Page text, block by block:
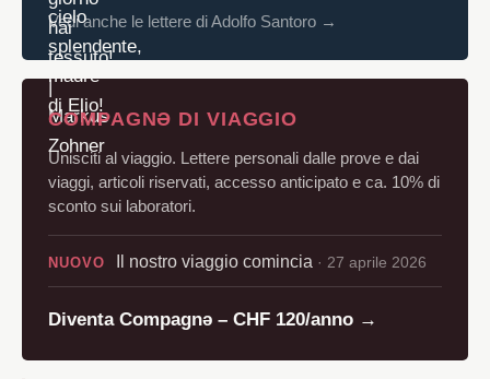
Vedi anche le lettere di Adolfo Santoro →
COMPAGNƏ DI VIAGGIO
Unisciti al viaggio. Lettere personali dalle prove e dai
viaggi, articoli riservati, accesso anticipato e ca. 10% di
sconto sui laboratori.
NUOVO Il nostro viaggio comincia · 27 aprile 2026
Diventa Compagnə – CHF 120/anno →